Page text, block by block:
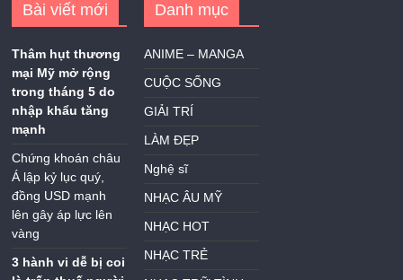
Bài viết mới
Thâm hụt thương
mại Mỹ mở rộng
trong tháng 5 do
nhập khẩu tăng
mạnh
Chứng khoán châu
Á lập kỷ lục quý,
đồng USD mạnh
lên gây áp lực lên
vàng
3 hành vi dễ bị coi
Danh mục
ANIME – MANGA
CUỘC SỐNG
GIẢI TRÍ
LÀM ĐẸP
Nghệ sĩ
NHẠC ÂU MỸ
NHẠC HOT
NHẠC TRẺ